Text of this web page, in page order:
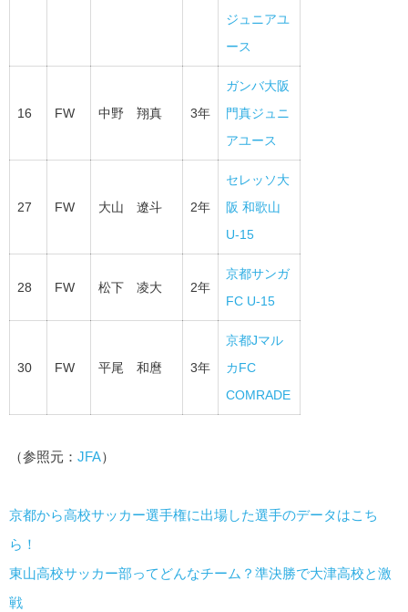
ジュニアユ
ース
16 FW 中野 翔真 3年
ガンバ大阪
門真ジュニ
アユース
27 FW 大山 遼斗 2年
セレッソ大
阪 和歌山
U-15
28 FW 松下 凌大 2年
京都サンガ
FC U-15
30 FW 平尾 和麿 3年
京都Jマル
カFC
COMRADE
（参照元： JFA）
京都から高校サッカー選手権に出場した選手のデータはこち
ら！
東山高校サッカー部ってどんなチーム？準決勝で大津高校と激
戦